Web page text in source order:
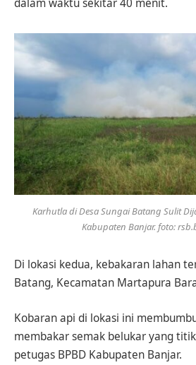
dalam waktu sekitar 40 menit.
Karhutla di Desa Sungai Batang Sulit
Kabupaten Banjar. foto:
Di lokasi kedua, kebakaran lahan
Batang, Kecamatan Martapura
Kobaran api di lokasi ini
membakar semak belukar yang
petugas BPBD Kabupaten Banjar.